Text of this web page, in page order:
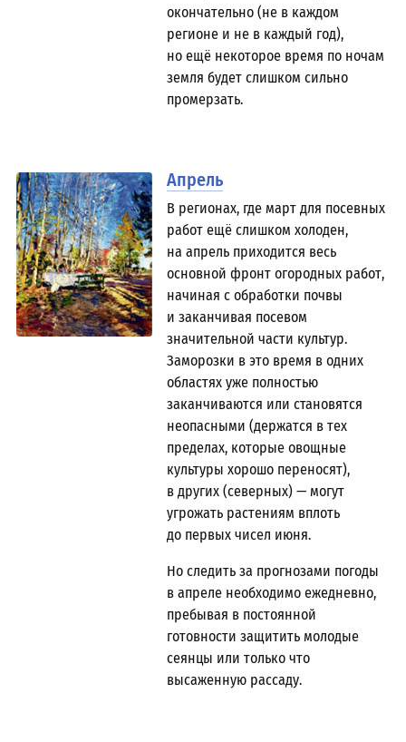
окончательно (не в каждом
регионе и не в каждый год),
но ещё некоторое время по ночам
земля будет слишком сильно
промерзать.
Апрель
В регионах, где март для посевных
работ ещё слишком холоден,
на апрель приходится весь
основной фронт огородных работ,
начиная с обработки почвы
и заканчивая посевом
значительной части культур.
Заморозки в это время в одних
областях уже полностью
заканчиваются или становятся
неопасными (держатся в тех
пределах, которые овощные
культуры хорошо переносят),
в других (северных) — могут
угрожать растениям вплоть
до первых чисел июня.
Но следить за прогнозами погоды
в апреле необходимо ежедневно,
пребывая в постоянной
готовности защитить молодые
сеянцы или только что
высаженную рассаду.